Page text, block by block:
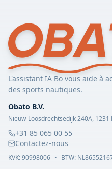
L'assistant IA Bo vous aide à
des sports nautiques.
Obato B.V.
Nieuw-Loosdrechtsedijk 240A, 1231
+31 85 065 00 55
Contactez-nous
KVK:90998006 • BTW: